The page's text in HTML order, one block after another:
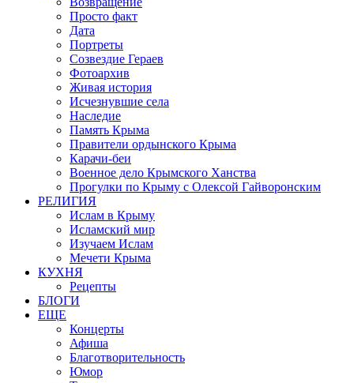
Просто факт
Дата
Портреты
Созвездие Гераев
Фотоархив
Живая история
Исчезнувшие села
Наследие
Память Крыма
Правители ордынского Крыма
Карачи-беи
Военное дело Крымского Ханства
Прогулки по Крыму с Олексой Гайворонским
РЕЛИГИЯ
Ислам в Крыму
Исламский мир
Изучаем Ислам
Мечети Крыма
КУХНЯ
Рецепты
БЛОГИ
ЕЩЕ
Концерты
Афиша
Благотворительность
Юмор